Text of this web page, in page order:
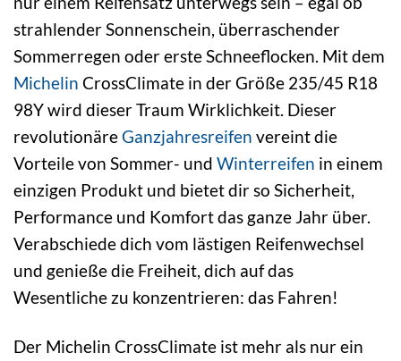
strahlender Sonnenschein, überraschender
Sommerregen oder erste Schneeflocken. Mit dem
Michelin CrossClimate in der Größe 235/45 R18
98Y wird dieser Traum Wirklichkeit. Dieser
revolutionäreGanzjahresreifen vereint die
Vorteile von Sommer- und Winterreifen in einem
einzigen Produkt und bietet dir so Sicherheit,
Performance und Komfort das ganze Jahr über.
Verabschiede dich vom lästigen Reifenwechsel
und genieße die Freiheit, dich auf das
Wesentliche zu konzentrieren: das Fahren!
Der Michelin CrossClimate ist mehr als nur ein